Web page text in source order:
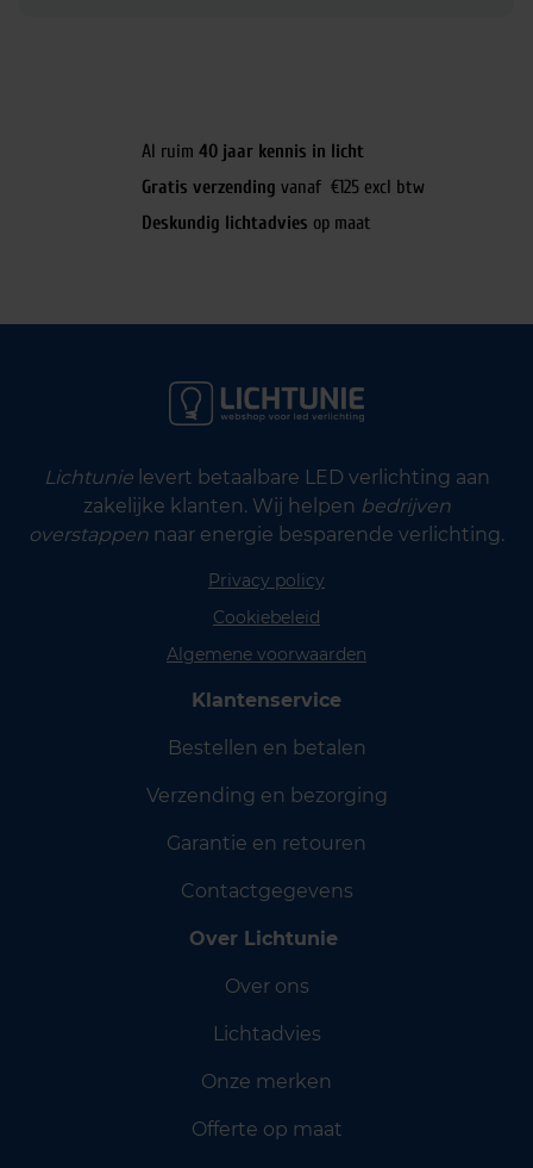
Al ruim 40 jaar kennis in licht
Gratis verzending vanaf €125 excl btw
Deskundig lichtadvies op maat
Lichtunielevert betaalbare LED verlichting aan
zakelijke klanten. Wij helpen bedrijven
overstappen naar energie besparende verlichting.
Privacy policy
Cookiebeleid
Algemene voorwaarden
Klantenservice
Bestellen en betalen
Verzending en bezorging
Garantie en retouren
Contactgegevens
Over Lichtunie
Over ons
Lichtadvies
Onze merken
Offerte op maat